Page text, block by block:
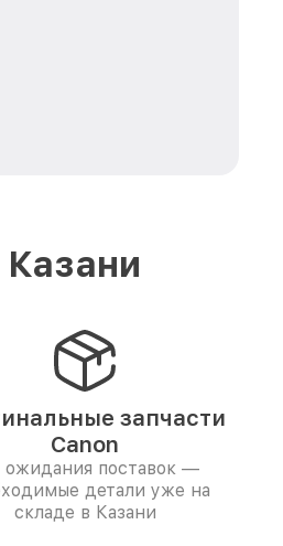
запчасти
Canon
ожидания поставок —
детали уже на
складе в Казани